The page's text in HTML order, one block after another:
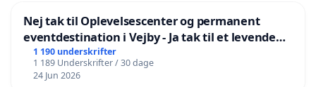
Nej tak til Oplevelsescenter og permanent
eventdestination i Vejby - Ja tak til et levende
lokalområde i balance
1 190 underskrifter
1 189 Underskrifter / 30 dage
24 Jun 2026